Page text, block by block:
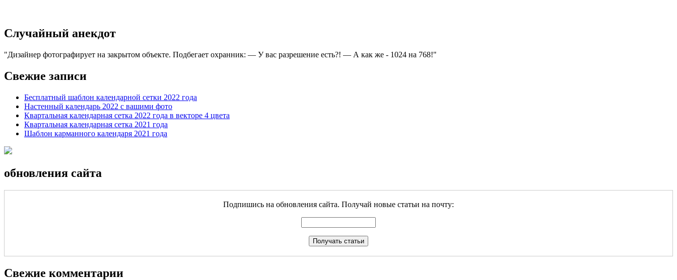
Случайный анекдот
Дизайнер фотографирует на закрытом объекте. Подбегает охранник: — У вас разрешение есть?! — А как же - 1024 на 768!
Свежие записи
Бесплатный шаблон календарной сетки 2022 года
Настенный календарь 2022 с вашими фото
Квартальная календарная сетка 2022 года в векторе 4 цвета
Квартальная календарная сетка 2021 года
Шаблон карманного календаря 2021 года
обновления сайта
Подпишись на обновления сайта. Получай новые статьи на почту:
Свежие комментарии